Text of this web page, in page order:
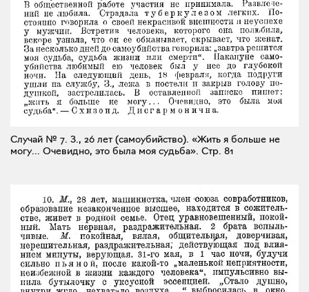
Случай № 7. З., 26 лет (самоубийство). «Жить я больше не
могу... Очевидно, это была моя судьба». Стр. 81